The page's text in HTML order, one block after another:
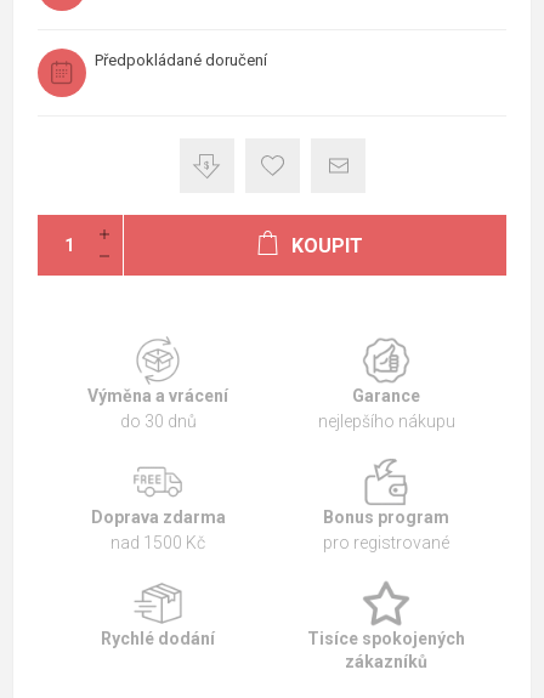
Předpokládané doručení
KOUPIT
Výměna a vrácení
do 30 dnů
Garance
nejlepšího nákupu
Doprava zdarma
nad 1500 Kč
Bonus program
pro registrované
Rychlé dodání
Tisíce spokojených
zákazníků